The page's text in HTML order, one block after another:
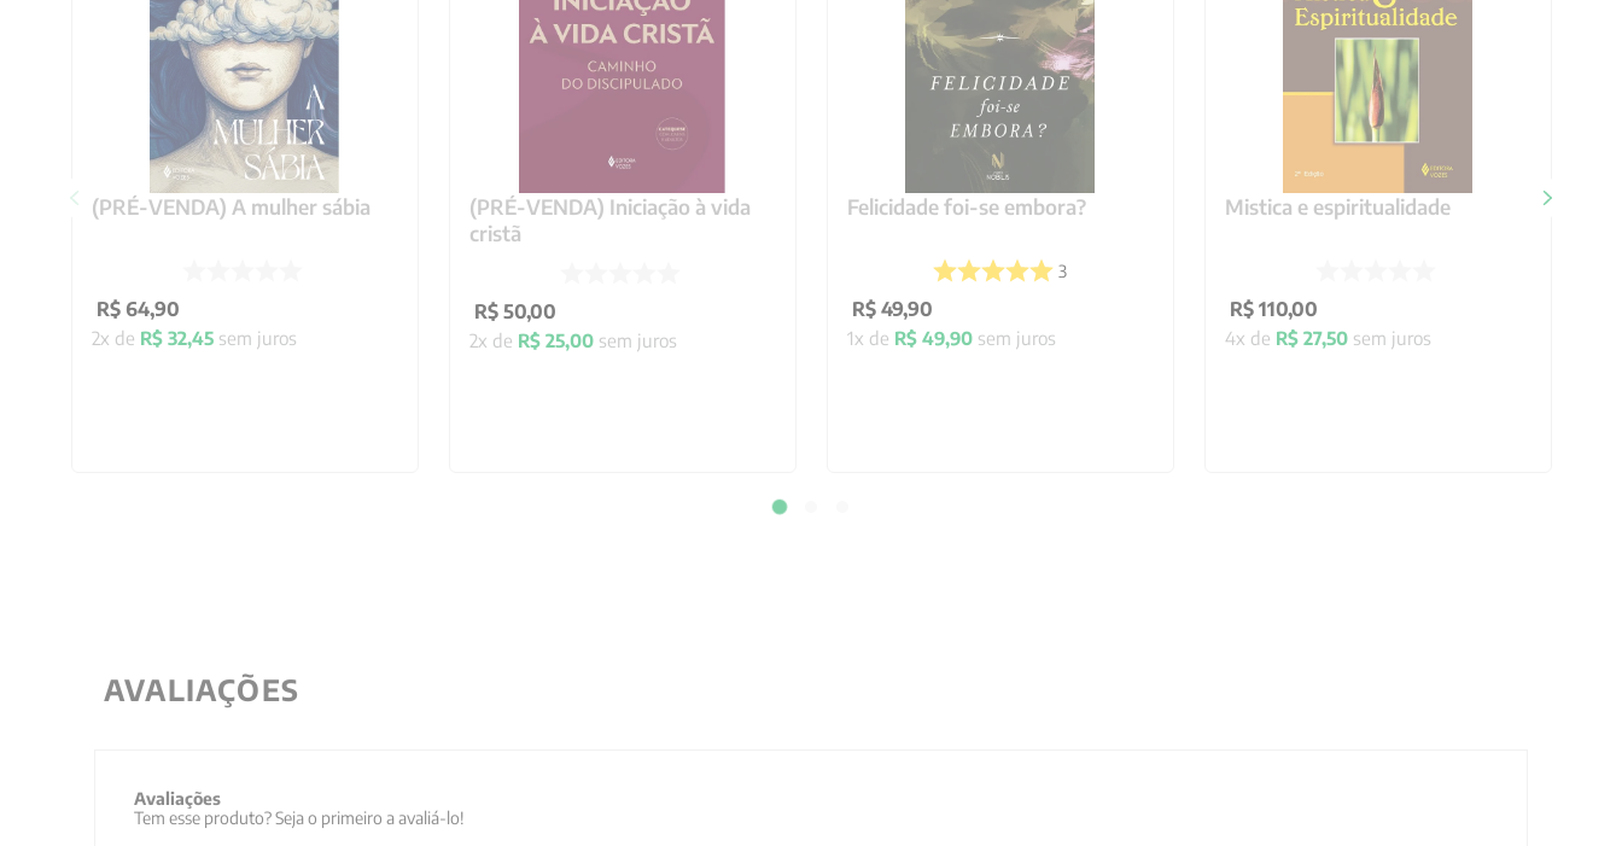
(PRÉ-VENDA) A mulher sábia
R$ 64,90
2x de R$ 32,45sem juros
(PRÉ-VENDA) Iniciação à vida
cristã
R$ 50,00
2x de R$ 25,00sem juros
Felicidade foi-se embora?
3
R$ 49,90
1x de R$ 49,90sem juros
Mistica e espiritualidade
R$ 110,00
4x de R$ 27,50sem juros
AVALIAÇÕES
Avaliações
Tem esse produto? Seja o primeiro a avaliá-lo!